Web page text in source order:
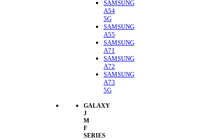
SAMSUNG
A54
5G
SAMSUNG
A55
SAMSUNG
A71
SAMSUNG
A72
SAMSUNG
A73
5G
GALAXY
J
M
F
SERIES